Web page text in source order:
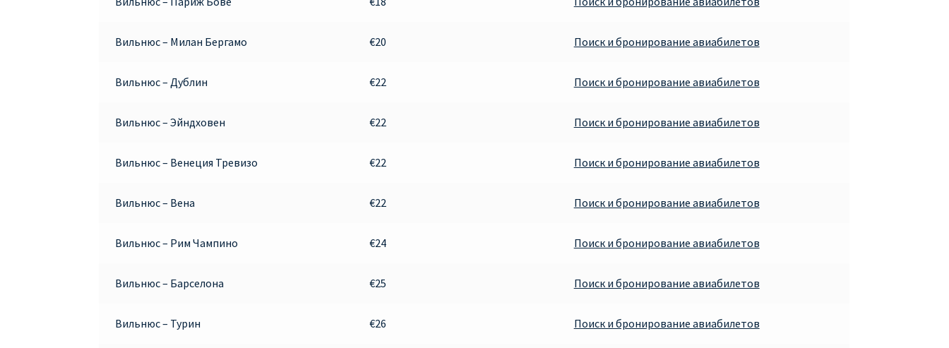
Вильнюс – Милан Бергамо €20 Поиск и бронирование авиабилетов
Вильнюс – Дублин €22 Поиск и бронирование авиабилетов
Вильнюс – Эйндховен €22 Поиск и бронирование авиабилетов
Вильнюс – Венеция Тревизо €22 Поиск и бронирование авиабилетов
Вильнюс – Вена €22 Поиск и бронирование авиабилетов
Вильнюс – Рим Чампино €24 Поиск и бронирование авиабилетов
Вильнюс – Барселона €25 Поиск и бронирование авиабилетов
Вильнюс – Турин €26 Поиск и бронирование авиабилетов